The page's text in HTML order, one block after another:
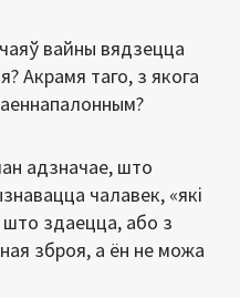
вайны вядзецца
Акрамя таго, з якога
адзначае, што
чалавек, «які
што здаецца, або з
зброя, а ён не можа